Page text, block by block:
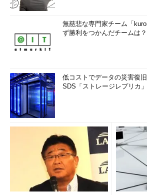
無慈悲な専門家チーム「
ず勝利をつかんだチームは
低コストでデータの災害復
SDS「ストレージレプリカ